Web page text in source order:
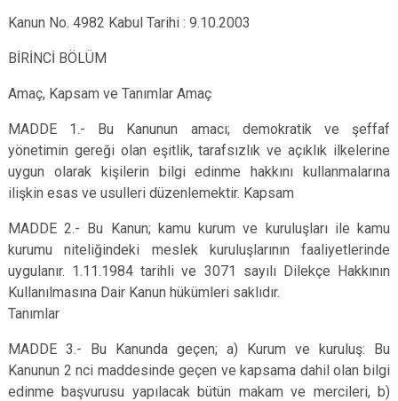
Harmancık
Karacabey
Keles
Kestel
Orhaneli
Yenişehir
Yıldırım
Kanun No. 4982 Kabul Tarihi : 9.10.2003
BİRİNCİ BÖLÜM
Amaç, Kapsam ve Tanımlar Amaç
MADDE 1.- Bu Kanunun amacı; demokratik ve şeffaf
yönetimin gereği olan eşitlik, tarafsızlık ve açıklık ilkelerine
uygun olarak kişilerin bilgi edinme hakkını kullanmalarına
ilişkin esas ve usulleri düzenlemektir. Kapsam
MADDE 2.- Bu Kanun; kamu kurum ve kuruluşları ile kamu
kurumu niteliğindeki meslek kuruluşlarının faaliyetlerinde
uygulanır. 1.11.1984 tarihli ve 3071 sayılı Dilekçe Hakkının
Kullanılmasına Dair Kanun hükümleri saklıdır.
Tanımlar
MADDE 3.- Bu Kanunda geçen; a) Kurum ve kuruluş: Bu
Kanunun 2 nci maddesinde geçen ve kapsama dahil olan bilgi
edinme başvurusu yapılacak bütün makam ve mercileri, b)